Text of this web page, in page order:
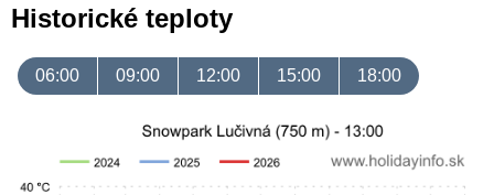
Historické teploty
06:00 09:00 12:00 15:00 18:00